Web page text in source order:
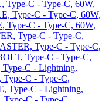
Type-C - Type-C, 60W,
Type-C - Type-C, 60W,
Type-C - Type-C, 60W,
Type-C - Type-C,
Type-C - Type-C,
Type-C - Type-C,
C - Lightning,
C - Type-C,
Type-C - Lightning,